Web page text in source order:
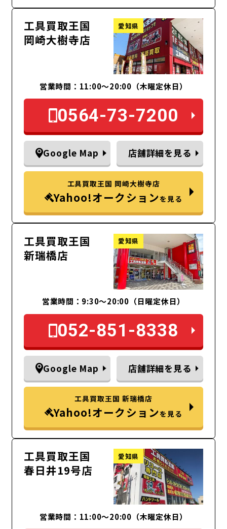
工具買取王国
岡崎大樹寺店
愛知県
営業時間：11:00～20:00（木曜定休日）
0564-73-7200
Google Map 店舗詳細を見る
工具買取王国 岡崎大樹寺店
Yahoo!オークションを見る
工具買取王国
新瑞橋店
愛知県
営業時間：9:30～20:00（日曜定休日）
052-851-8338
Google Map 店舗詳細を見る
工具買取王国 新瑞橋店
Yahoo!オークションを見る
工具買取王国
春日井19号店
愛知県
営業時間：11:00～20:00（木曜定休日）